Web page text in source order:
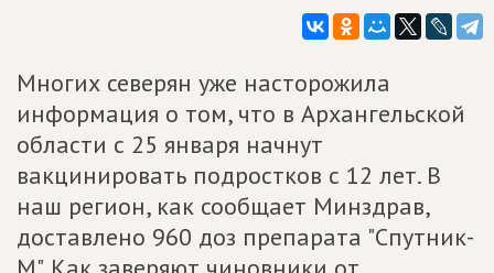
Многих северян уже насторожила
информация о том, что в Архангельской
области с 25 января начнут
вакцинировать подростков с 12 лет. В
наш регион, как сообщает Минздрав,
доставлено 960 доз препарата "Спутник-